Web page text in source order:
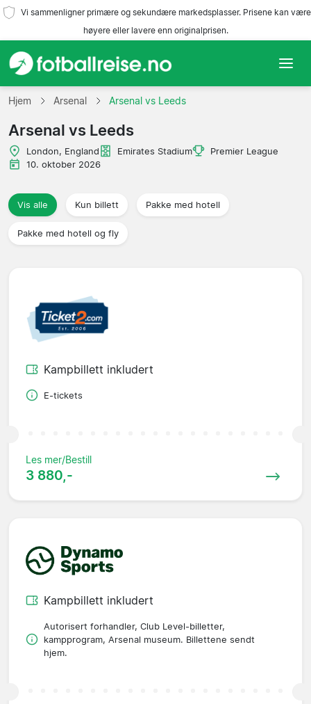
Vi sammenligner primære og sekundære markedsplasser. Prisene kan være
høyere eller lavere enn originalprisen.
Hjem
Lag
Ligaer
Reisebyråer
Hjem Arsenal Arsenal vs Leeds
Arsenal vs Leeds
London, England Emirates Stadium
Premier League
10. oktober 2026
Vis alle Kun billett Pakke med hotell
Pakke med hotell og fly
Kampbillett inkludert
E-tickets
Les mer/Bestill
3 880,-
Kampbillett inkludert
Autorisert forhandler, Club Level-billetter,
kampprogram, Arsenal museum. Billettene sendt
hjem.